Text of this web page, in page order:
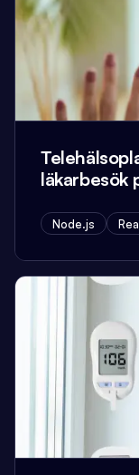
läkarbesök
Node.js